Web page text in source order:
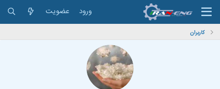
ورود عضویت
کاربران